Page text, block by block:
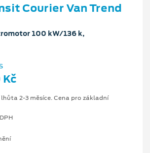
Courier Van Trend
100 kW/136 k,
2-3 měsíce. Cena pro základní